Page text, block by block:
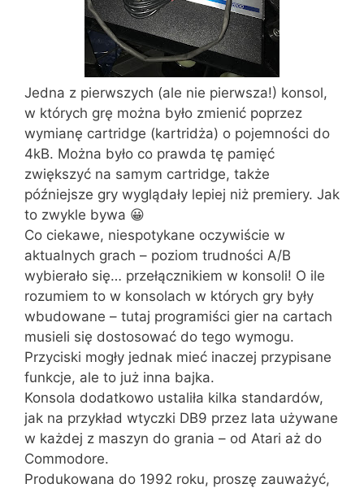
Jedna z pierwszych (ale nie pierwsza!) konsol,
w których grę można było zmienić poprzez
wymianę cartridge (kartridża) o pojemności do
4kB. Można było co prawda tę pamięć
zwiększyć na samym cartridge, także
późniejsze gry wyglądały lepiej niż premiery. Jak
to zwykle bywa 😀
Co ciekawe, niespotykane oczywiście w
aktualnych grach – poziom trudności A/B
wybierało się… przełącznikiem w konsoli! O ile
rozumiem to w konsolach w których gry były
wbudowane – tutaj programiści gier na cartach
musieli się dostosować do tego wymogu.
Przyciski mogły jednak mieć inaczej przypisane
funkcje, ale to już inna bajka.
Konsola dodatkowo ustaliła kilka standardów,
jak na przykład wtyczki DB9 przez lata używane
w każdej z maszyn do grania – od Atari aż do
Commodore.
Produkowana do 1992 roku, proszę zauważyć,